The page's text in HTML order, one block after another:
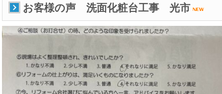
お客様の声 洗面化粧台工事 光市